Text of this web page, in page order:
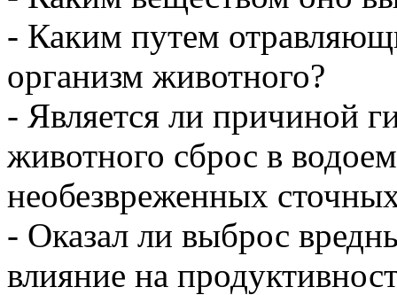
- Каким путем
организм животного?
- Является ли причиной
животного сброс в
необезвреженных
- Оказал ли выброс
влияние на